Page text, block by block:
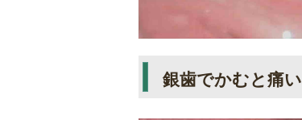
銀歯でかむと痛い